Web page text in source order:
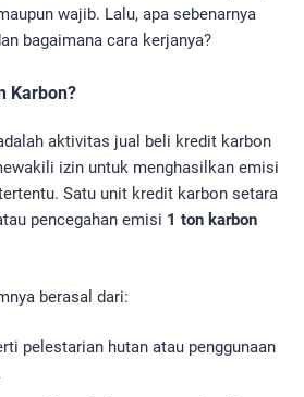
wajib. Lalu, apa sebenarnya
bagaimana cara kerjanya?
Karbon?
aktivitas jual beli kredit karbon
izin untuk menghasilkan emisi
Satu unit kredit karbon setara
pencegahan emisi 1 ton karbon
berasal dari:
pelestarian hutan atau penggunaan